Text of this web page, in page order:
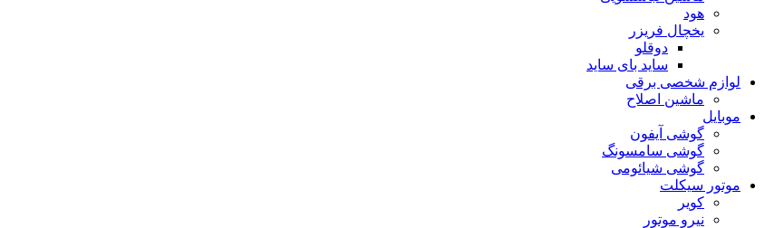
هود
یخچال فریزر
دوقلو
ساید بای ساید
لوازم شخصی برقی
ماشین اصلاح
موبایل
گوشی آیفون
گوشی سامسونگ
گوشی شیائومی
موتور سیکلت
کویر
نیرو موتور